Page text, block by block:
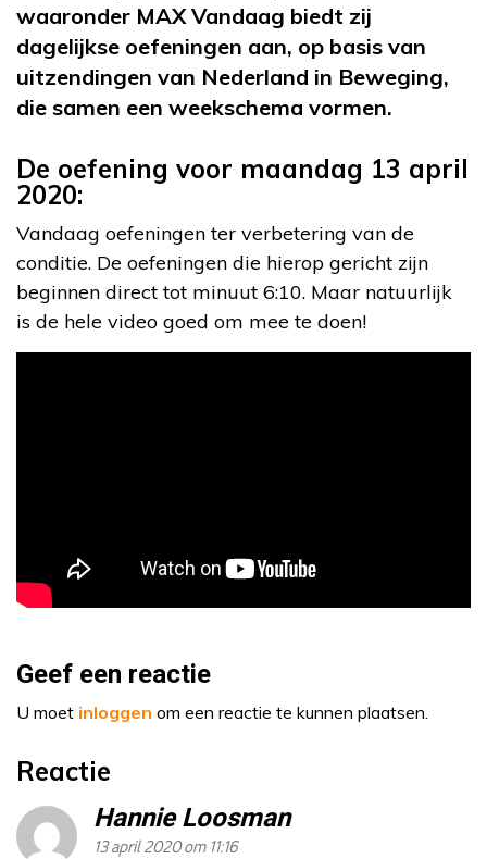
waaronder MAX Vandaag biedt zij
dagelijkse oefeningen aan, op basis van
uitzendingen van Nederland in Beweging,
die samen een weekschema vormen.
De oefening voor maandag 13 april
2020:
Vandaag oefeningen ter verbetering van de
conditie. De oefeningen die hierop gericht zijn
beginnen direct tot minuut 6:10. Maar natuurlijk
is de hele video goed om mee te doen!
Geef een reactie
U moet inloggen om een reactie te kunnen plaatsen.
Reactie
Hannie Loosman
13 april 2020 om 11:16